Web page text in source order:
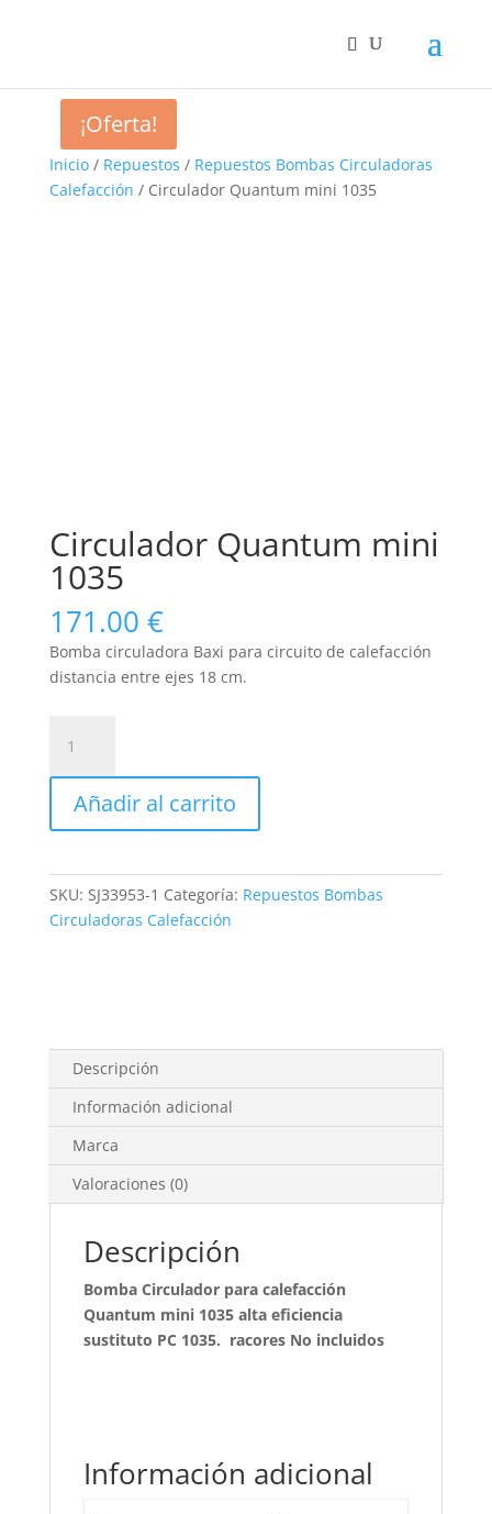
Inicio/ Repuestos / Repuestos Bombas Circuladoras
Calefacción / Circulador Quantum mini 1035
Circulador Quantum mini
1035
171.00 €
Bomba circuladora Baxi para circuito de calefacción
distancia entre ejes 18 cm.
Quantum
mini
1035
cantidad
Añadir al carrito
SKU: SJ33953-1 Categoría: Repuestos Bombas
Circuladoras Calefacción
Descripción
Información adicional
Marca
Valoraciones (0)
Descripción
Bomba Circulador para calefacción
Quantum mini 1035 alta eficiencia
sustituto PC 1035. racores No incluidos
Información adicional
¡Oferta!